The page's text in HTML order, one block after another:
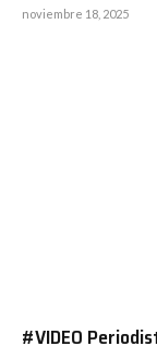
noviembre 18, 2025
#VIDEO